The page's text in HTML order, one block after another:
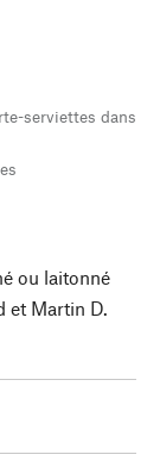
serviettes dans
ou laitonné
et Martin D.